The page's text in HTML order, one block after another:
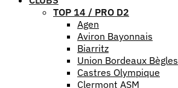
TOP 14 / PRO D2
Agen
Aviron Bayonnais
Biarritz
Union Bordeaux Bègles
Castres Olympique
Clermont ASM